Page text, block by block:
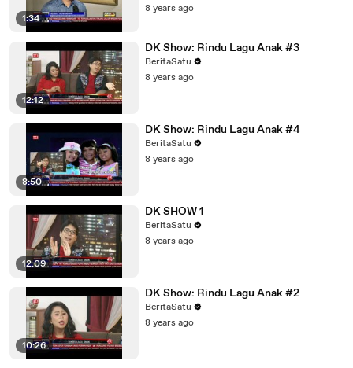
1:34
8 years ago
12:12
DK Show: Rindu Lagu Anak #3
BeritaSatu
8 years ago
8:50
DK Show: Rindu Lagu Anak #4
BeritaSatu
8 years ago
12:09
DK SHOW 1
BeritaSatu
8 years ago
10:26
DK Show: Rindu Lagu Anak #2
BeritaSatu
8 years ago